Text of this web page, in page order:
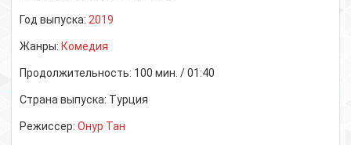
Год выпуска: 2019
Жанры: Комедия
Продолжительность: 100 мин. / 01:40
Страна выпуска: Турция
Режиссер: Онур Тан